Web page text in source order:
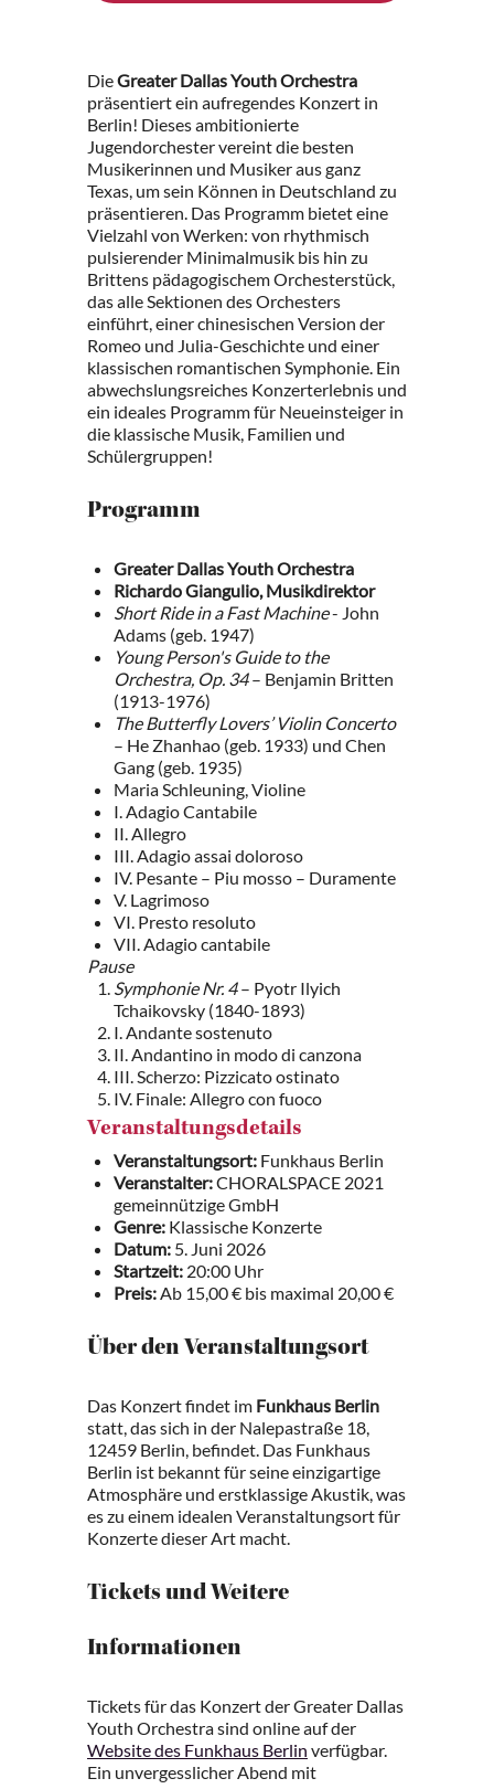
DieGreater Dallas Youth Orchestra
präsentiert ein aufregendes Konzert in
Berlin! Dieses ambitionierte
Jugendorchester vereint die besten
Musikerinnen und Musiker aus ganz
Texas, um sein Können in Deutschland zu
präsentieren. Das Programm bietet eine
Vielzahl von Werken: von rhythmisch
pulsierender Minimalmusik bis hin zu
Brittens pädagogischem Orchesterstück,
das alle Sektionen des Orchesters
einführt, einer chinesischen Version der
Romeo und Julia-Geschichte und einer
klassischen romantischen Symphonie. Ein
abwechslungsreiches Konzerterlebnis und
ein ideales Programm für Neueinsteiger in
die klassische Musik, Familien und
Schülergruppen!
Programm
Greater Dallas Youth Orchestra
Richardo Giangulio, Musikdirektor
Short Ride in a Fast Machine- John
Adams (geb. 1947)
Young Person's Guide to the
Orchestra, Op. 34– Benjamin Britten
(1913-1976)
The Butterfly Lovers’ Violin Concerto
– He Zhanhao (geb. 1933) und Chen
Gang (geb. 1935)
Maria Schleuning, Violine
I. Adagio Cantabile
II. Allegro
III. Adagio assai doloroso
IV. Pesante – Piu mosso – Duramente
V. Lagrimoso
VI. Presto resoluto
VII. Adagio cantabile
Pause
Symphonie Nr. 4– Pyotr Ilyich
Tchaikovsky (1840-1893)
I. Andante sostenuto
II. Andantino in modo di canzona
III. Scherzo: Pizzicato ostinato
IV. Finale: Allegro con fuoco
Veranstaltungsdetails
Veranstaltungsort: Funkhaus Berlin
Veranstalter:CHORALSPACE 2021
gemeinnützige GmbH
Genre: Klassische Konzerte
Datum: 5. Juni 2026
Startzeit: 20:00 Uhr
Preis:Ab 15,00 € bis maximal 20,00 €
Über den Veranstaltungsort
Das Konzert findet im Funkhaus Berlin
statt, das sich in der Nalepastraße 18,
12459 Berlin, befindet. Das Funkhaus
Berlin ist bekannt für seine einzigartige
Atmosphäre und erstklassige Akustik, was
es zu einem idealen Veranstaltungsort für
Konzerte dieser Art macht.
Tickets und Weitere
Informationen
Tickets für das Konzert der Greater Dallas
Youth Orchestra sind online auf der
Website des Funkhaus Berlin verfügbar.
Ein unvergesslicher Abend mit